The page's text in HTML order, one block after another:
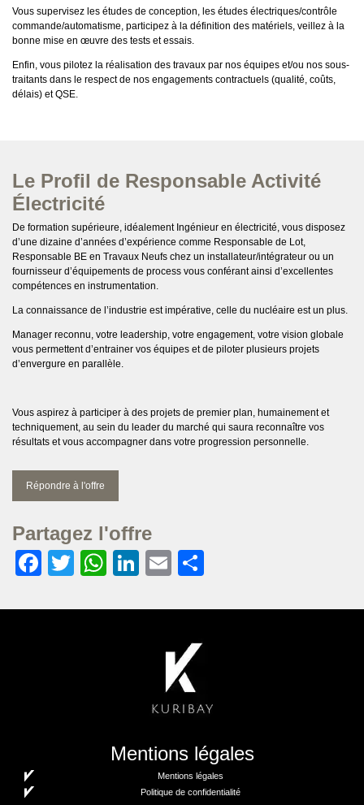
Vous supervisez les études de conception, les études électriques/contrôle
commande/automatisme, participez à la définition des matériels, veillez à la
bonne mise en œuvre des tests et essais.
Enfin, vous pilotez la réalisation des travaux par nos équipes et/ou nos sous-
traitants dans le respect de nos engagements contractuels (qualité, coûts,
délais) et QSE.
Le Profil de Responsable Activité
Électricité
De formation supérieure, idéalement Ingénieur en électricité, vous disposez
d’une dizaine d’années d’expérience comme Responsable de Lot,
Responsable BE en Travaux Neufs chez un installateur/intégrateur ou un
fournisseur d’équipements de process vous conférant ainsi d’excellentes
compétences en instrumentation.
La connaissance de l’industrie est impérative, celle du nucléaire est un plus.
Manager reconnu, votre leadership, votre engagement, votre vision globale
vous permettent d’entrainer vos équipes et de piloter plusieurs projets
d’envergure en parallèle.
Vous aspirez à participer à des projets de premier plan, humainement et
techniquement, au sein du leader du marché qui saura reconnaître vos
résultats et vous accompagner dans votre progression personnelle.
Répondre à l'offre
Partagez l'offre
Facebook
TwitterWhatsApp
LinkedIn
Email
Mentions légales
Mentions légales
Politique de confidentialité